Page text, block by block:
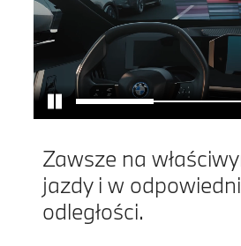
Zawsze na
jazdy i w
odległości.